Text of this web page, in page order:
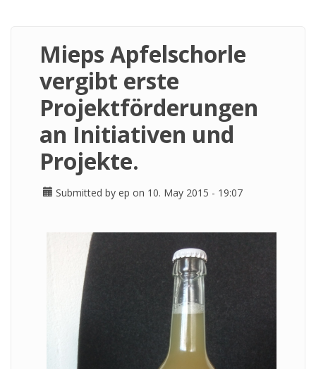
Mieps Apfelschorle
vergibt erste
Projektförderungen
an Initiativen und
Projekte.
Submitted by ep on 10. May 2015 - 19:07